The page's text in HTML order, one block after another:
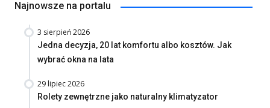
Najnowsze na portalu
3 sierpień 2026
Jedna decyzja, 20 lat komfortu albo kosztów. Jak
wybrać okna na lata
29 lipiec 2026
Rolety zewnętrzne jako naturalny klimatyzator